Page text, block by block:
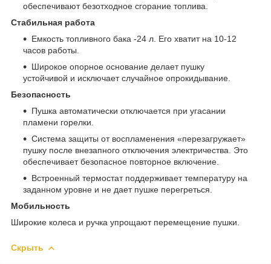
обеспечивают безотходное сгорание топлива.
Стабильная работа
Емкость топливного бака -24 л. Его хватит на 10-12
часов работы.
Широкое опорное основание делает пушку
устойчивой и исключает случайное опрокидывание.
Безопасность
Пушка автоматически отключается при угасании
пламени горелки.
Система защиты от воспламенения «перезагружает»
пушку после внезапного отключения электричества. Это
обеспечивает безопасное повторное включение.
Встроенный термостат поддерживает температуру на
заданном уровне и не дает пушке перегреться.
Мобильность
Широкие колеса и ручка упрощают перемещение пушки.
Скрыть